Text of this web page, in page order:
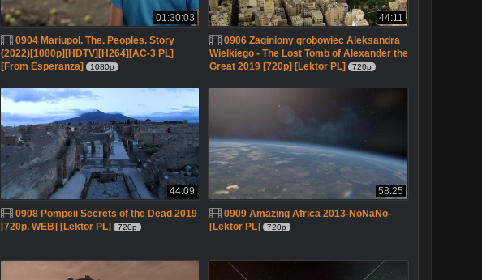
01:30:03
0904 Mariupol. The. Peoples. Story
(2022)[1080p][HDTV][H264][AC-3 PL]
[From Esperanza]
1080p
44:11
0906 Zaginiony grobowiec Aleksandra
Wielkiego - The Lost Tomb of Alexander the
Great 2019 [720p] [Lektor PL]
720p
44:09
0908 Pompeii Secrets of the Dead 2019
[720p. WEB] [Lektor PL]
720p
58:25
0909 Amazing Africa 2013-NoNaNo-
[Lektor PL]
720p